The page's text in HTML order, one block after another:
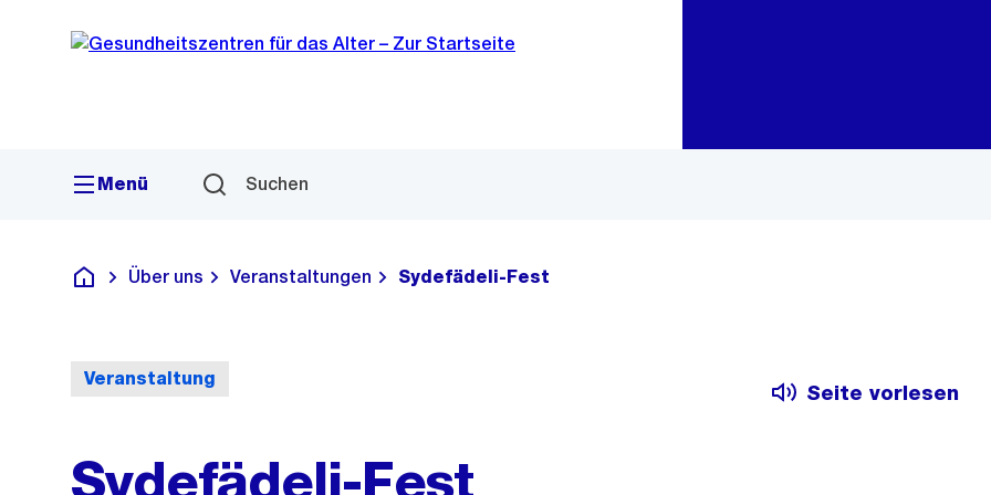
Navigation
Sprunglink
Menü Suchen
Gesundheitszentren für das Alter
Über uns Veranstaltungen Sydefädeli-Fest
Veranstaltung
Seite vorlesen
Sydefädeli-Fest